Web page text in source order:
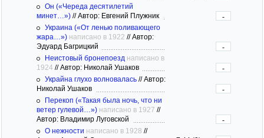
Он («Череда десятилетий
минет…») //Автор: Евгений Плужник
-
Украина («От ленью поливающего
жара…») написано в 1922 //Автор:
Эдуард Багрицкий
-
Неистовый бронепоезд написано в
1924 //Автор: Николай Ушаков
-
Украйна глухо волновалась //Автор:
Николай Ушаков
-
Перекоп («Такая была ночь, что ни
ветер гулевой…») написано в 1927 //
Автор: Владимир Луговской
-
О нежности написано в 1928 //